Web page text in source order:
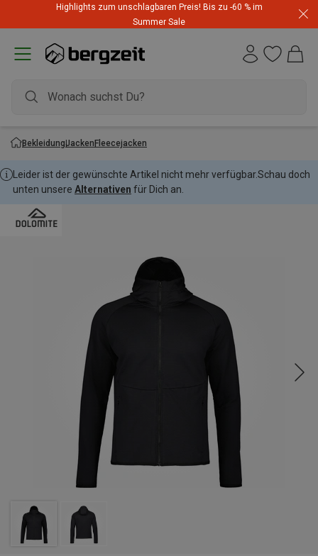
Highlights zum unschlagbaren Preis! Bis zu -60 % im
Summer Sale
BekleidungJackenFleecejacken
Leider ist der gewünschte Artikel nicht mehr verfügbar.Schau doch
unten unsere Alternativen für Dich an.